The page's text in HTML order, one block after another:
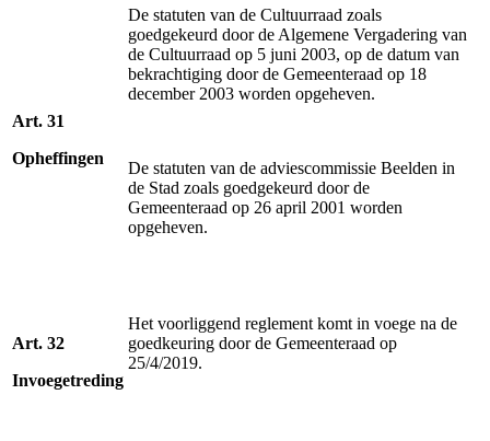
Art. 31
Opheffingen
De statuten van de Cultuurraad zoals
goedgekeurd door de Algemene Vergadering van
de Cultuurraad op 5 juni 2003, op de datum van
bekrachtiging door de Gemeenteraad op 18
december 2003 worden opgeheven.
De statuten van de adviescommissie Beelden in
de Stad zoals goedgekeurd door de
Gemeenteraad op 26 april 2001 worden
opgeheven.
Art. 32
Invoegetreding
Het voorliggend reglement komt in voege na de
goedkeuring door de Gemeenteraad op
25/4/2019.